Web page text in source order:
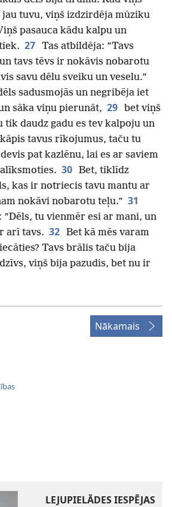
jau tuvu, viņš izdzirdēja mūziku
pasauca kādu kalpu un
27 Tas atbildēja: ”Tavs
tavs tēvs ir nokāvis nobarotu
savu dēlu sveiku un veselu.”
sadusmojās un negribēja iet
sāka viņu pierunāt, 29
bet viņš
tik daudz gadu es tev kalpoju un
tavus rīkojumus, taču tu
pat kazlēnu, lai es ar saviem
30 Bet, tiklīdz
kas ir notriecis tavu mantu ar
nokāvi nobarotu teļu.” 31
”Dēls, tu vienmēr esi ar mani, un
arī tavs. 32 Bet kā mēs varam
Tavs brālis taču bija
viņš bija pazudis, bet nu ir
Nākamais
LEJUPIELĀDES IESPĒJAS